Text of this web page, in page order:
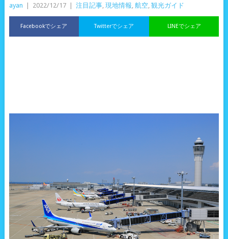
ayan | 2022/12/17 | 注目記事, 現地情報 航空, 観光ガイド
Facebookでシェア LINEでシェア
Twitterでシェア